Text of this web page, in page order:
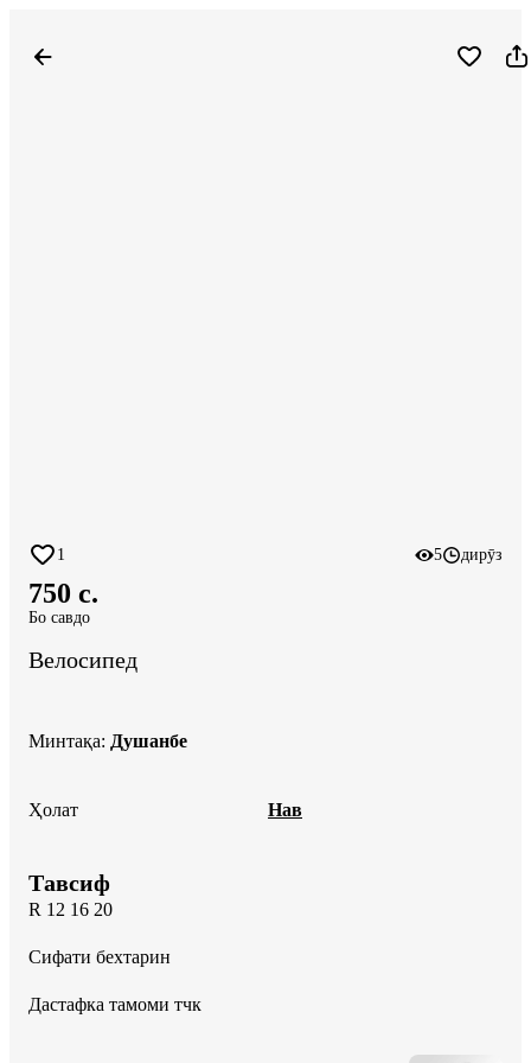
1 5 дирӯз
750 c.
Бо савдо
Велосипед
Минтақа: Душанбе
Ҳолат Нав
Тавсиф
R 12 16 20
Сифати бехтарин
Дастафка тамоми тчк